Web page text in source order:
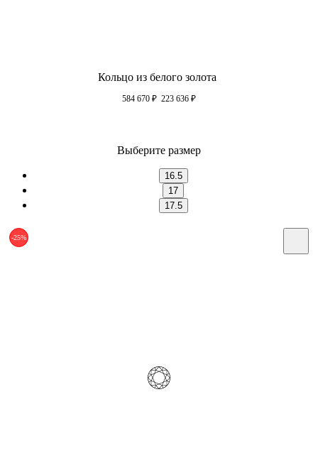
Кольцо из белого золота
584 670 ₽ 223 636 ₽
Выберите размер
16.5
17
17.5
-25%